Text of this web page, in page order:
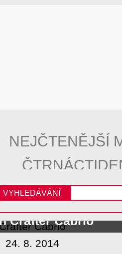
NEJČTENĚJŠÍ
VYHLEDÁVÁNÍ
Crafter Cabrio
24. 8. 2014